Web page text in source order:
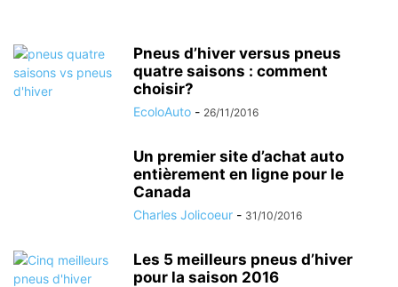
Pneus d’hiver versus pneus
quatre saisons : comment
choisir?
EcoloAuto - 26/11/2016
Un premier site d’achat auto
entièrement en ligne pour le
Canada
Charles Jolicoeur - 31/10/2016
Les 5 meilleurs pneus d’hiver
pour la saison 2016